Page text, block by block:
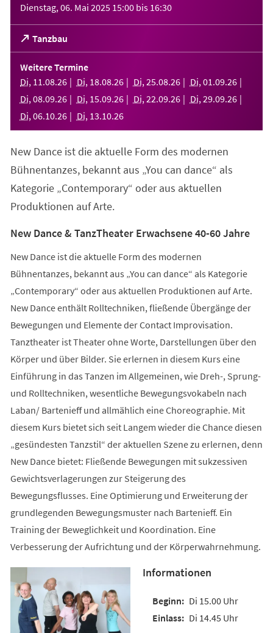
Dienstag, 06. Mai 2025 15:00 bis 16:30
Tanzbau
(Öffnet
in
einem
neuen
Tab)
Weitere Termine
Di, 11 .08.26 Di, 18.08.26 Di, 25.08.26 Di, 01 .09.26
Di, 08.09.26 Di, 15.09.26 Di, 22.09.26 Di, 29.09.26
Di, 06.10.26 Di, 13.10.26
New Dance ist die aktuelle Form des modernen
Bühnentanzes, bekannt aus „You can dance“ als
Kategorie „Contemporary“ oder aus aktuellen
Produktionen auf Arte.
New Dance & TanzTheater Erwachsene 40-60 Jahre
New Dance ist die aktuelle Form des modernen
Bühnentanzes, bekannt aus „You can dance“ als Kategorie
„Contemporary“ oder aus aktuellen Produktionen auf Arte.
New Dance enthält Rolltechniken, fließende Übergänge der
Bewegungen und Elemente der Contact Improvisation.
Tanztheater ist Theater ohne Worte, Darstellungen über den
Körper und über Bilder. Sie erlernen in diesem Kurs eine
Einführung in das Tanzen im Allgemeinen, wie Dreh-, Sprung-
und Rolltechniken, wesentliche Bewegungsvokabeln nach
Laban/ Bartenieff und allmählich eine Choreographie. Mit
diesem Kurs bietet sich seit Langem wieder die Chance diesen
„gesündesten Tanzstil“ der aktuellen Szene zu erlernen, denn
New Dance bietet: Fließende Bewegungen mit sukzessiven
Gewichtsverlagerungen zur Steigerung des
Bewegungsflusses. Eine Optimierung und Erweiterung der
grundlegenden Bewegungsmuster nach Bartenieff. Ein
Training der Beweglichkeit und Koordination. Eine
Verbesserung der Aufrichtung und der Körperwahrnehmung.
Informationen
Di 15.00 Uhr
Di 14.45 Uhr